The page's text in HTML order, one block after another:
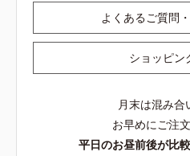
よくあるご質問
ショッピン
月末は混み合
お早めにご注
平日のお昼前後が比